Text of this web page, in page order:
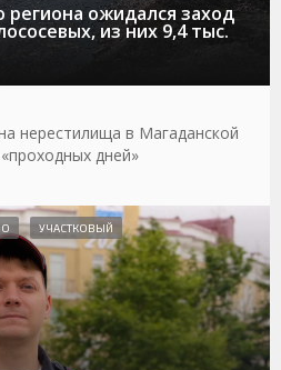
региона ожидался заход
из них 9,4 тыс.
нерестилища в Магаданской
дней»
УЧАСТКОВЫЙ